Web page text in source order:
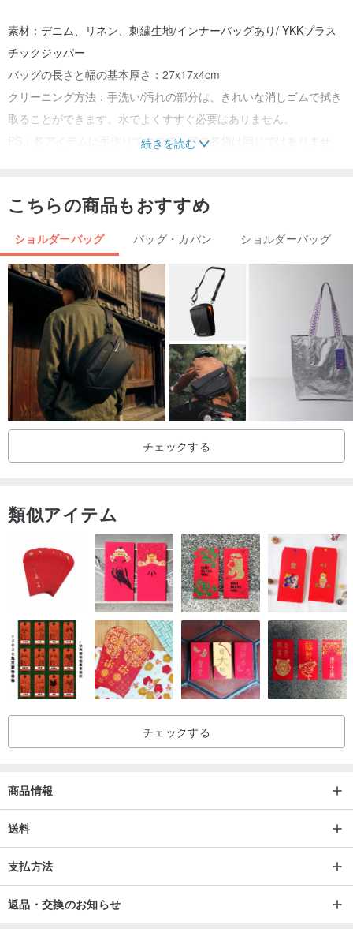
素材：デニム、リネン、刺繍生地/インナーバッグあり/ YKKプラス
チックジッパー
バッグの長さと幅の基本厚さ：27x17x4cm
クリーニング方法：手洗い/汚れの部分は、きれいな消しゴムで拭き
取ることができます。水でよくすすぐ必要はありません。
PS：各アイテムは手作りですので、雲の各袋は同じではありませ
続きを読む
こちらの商品もおすすめ
ショルダーバッグ バッグ・カバン ショルダーバッグ
チェックする
類似アイテム
チェックする
商品情報
送料
支払方法
返品・交換のお知らせ